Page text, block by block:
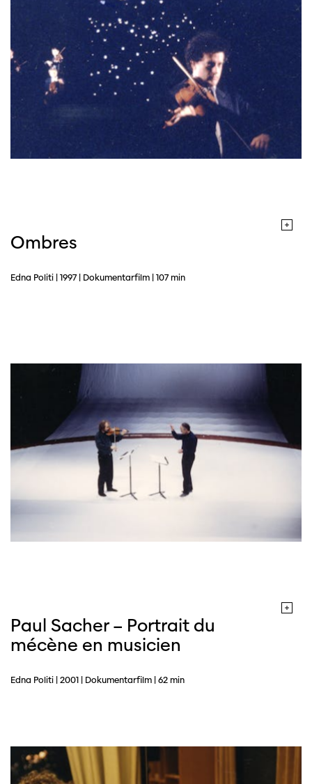
Diese Seite wird mit Internet Explorer
nicht optimal dargestellt. Bitte
verwenden Sie einen anderen Browser.
Ombres
Edna Politi | 1997 | Dokumentarfilm | 107 min
Paul Sacher – Portrait du
mécène en musicien
Edna Politi | 2001 | Dokumentarfilm | 62 min